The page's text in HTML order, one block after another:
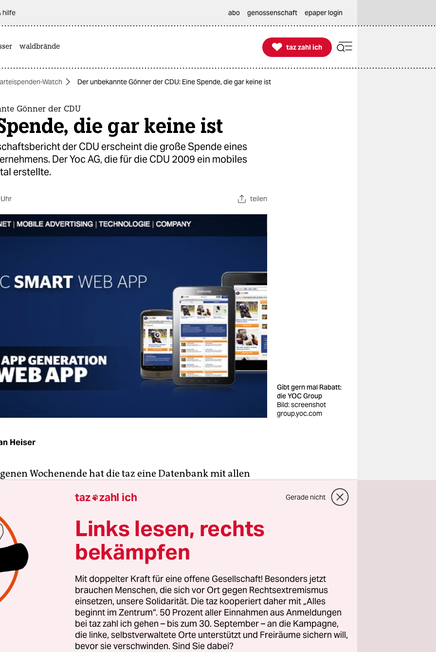
hilfe abo genossenschaft epaper login
waldbrände 
taz zahl ich
taz zahl ich
Watch Der unbekannte Gönner der CDU: Eine Spende, die gar keine ist
Gönner der CDU
die gar keine ist
der CDU erscheint die große Spende eines
Der Yoc AG, die für die CDU 2009 ein mobiles
erstellte.
teilen
Gibt gern mal Rabatt:
die YOC Group
Bild: screenshot
group.yoc.com
Heiser
Wochenende hat die taz eine Datenbank mit allen
interessanten Anhaltspunkten zu durchforsten. Wer
Liste der größten Parteispender durchlas, stieß auf viele
im Wahlkampf 2009 zum Beispiel Großspenden von
Bank, von BMW, Dr. Oetker, Evonik, Bertelsmann,
und Philip Morris. Doch die größte Unternehmensspende
laut unserer Datenbank mit 284.000 Euro von der Yoc
taz zahl ich Gerade nicht
Links lesen, rechts
bekämpfen
Mit doppelter Kraft für eine offene Gesellschaft! Besonders jetzt
brauchen Menschen, die sich vor Ort gegen Rechtsextremismus
einsetzen, unsere Solidarität. Die taz kooperiert daher mit „Alles
beginnt im Zentrum“. 50 Prozent aller Einnahmen aus Anmeldungen
bei taz zahl ich gehen – bis zum 30. September – an die Kampagne,
die linke, selbstverwaltete Orte unterstützt und Freiräume sichern will,
bevor sie verschwinden. Sind Sie dabei?